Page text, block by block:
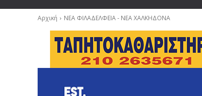
Αρχική ΝΕΑ ΦΙΛΑΔΕΛΦΕΙΑ - ΝΕΑ ΧΑΛΚΗΔΟΝΑ